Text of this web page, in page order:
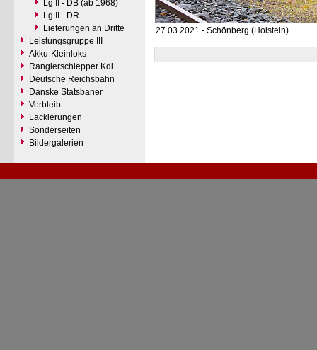
Lg II - DB (ab 1968)
Lg II - DR
Lieferungen an Dritte
Leistungsgruppe III
Akku-Kleinloks
Rangierschlepper Kdl
Deutsche Reichsbahn
Danske Statsbaner
Verbleib
Lackierungen
Sonderseiten
Bildergalerien
27.03.2021 - Schönberg (Holstein)